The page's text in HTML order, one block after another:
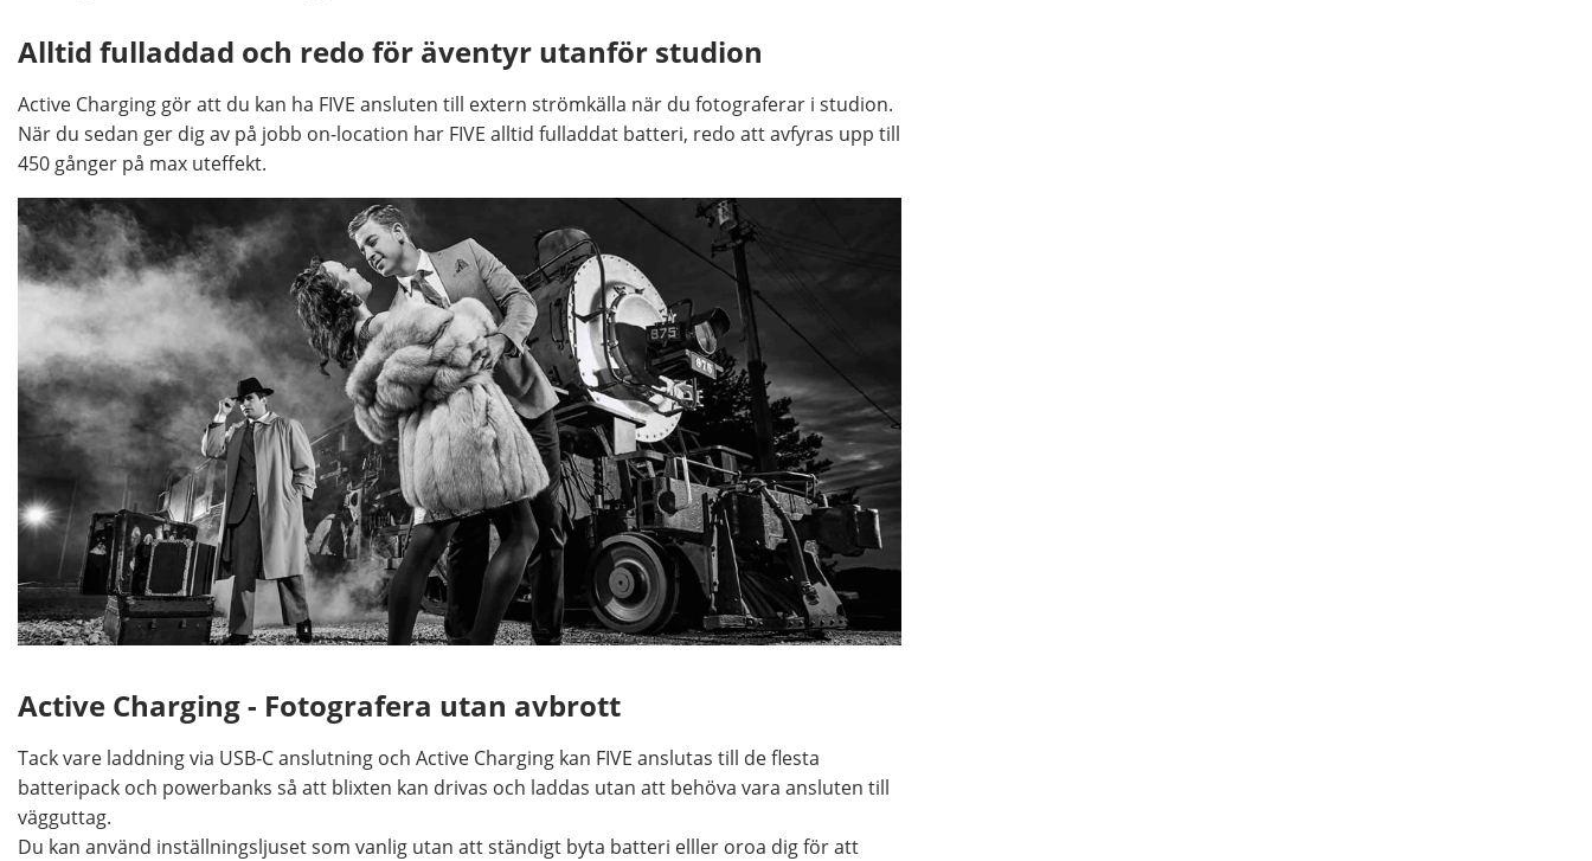
Alltid fulladdad och redo för äventyr utanför studion
Active Charging gör att du kan ha FIVE ansluten till extern strömkälla när du fotograferar i studion.
När du sedan ger dig av på jobb on-location har FIVE alltid fulladdat batteri, redo att avfyras upp till
450 gånger på max uteffekt.
Active Charging - Fotografera utan avbrott
Tack vare laddning via USB-C anslutning och Active Charging kan FIVE anslutas till de flesta
batteripack och powerbanks så att blixten kan drivas och laddas utan att behöva vara ansluten till
vägguttag.
Du kan använd inställningsljuset som vanlig utan att ständigt byta batteri elller oroa dig för att